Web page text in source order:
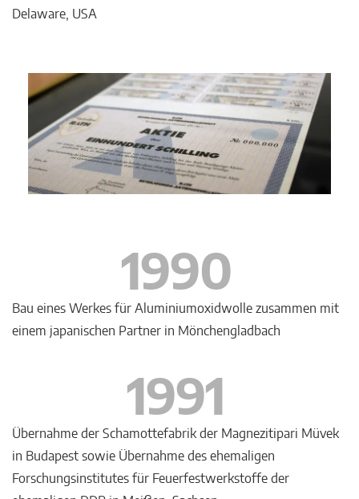
Delaware, USA
1990
Bau eines Werkes für Aluminiumoxidwolle zusammen mit
einem japanischen Partner in Mönchengladbach
1991
Übernahme der Schamottefabrik der Magnezitipari Müvek
in Budapest sowie Übernahme des ehemaligen
Forschungsinstitutes für Feuerfestwerkstoffe der